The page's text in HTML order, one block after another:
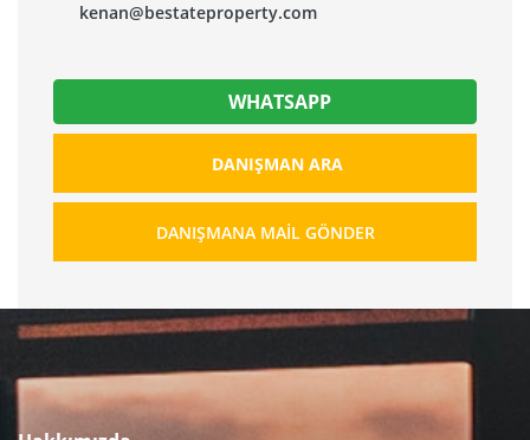
kenan@bestateproperty.com
WHATSAPP
DANIŞMAN ARA
DANIŞMANA MAIL GÖNDER